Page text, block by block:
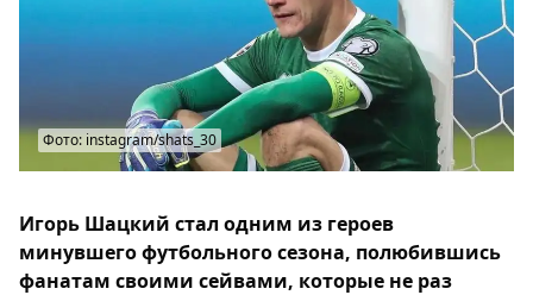
Фото: instagram/shats_30
Игорь Шацкий стал одним из героев
минувшего футбольного сезона, полюбившись
фанатам своими сейвами, которые не раз